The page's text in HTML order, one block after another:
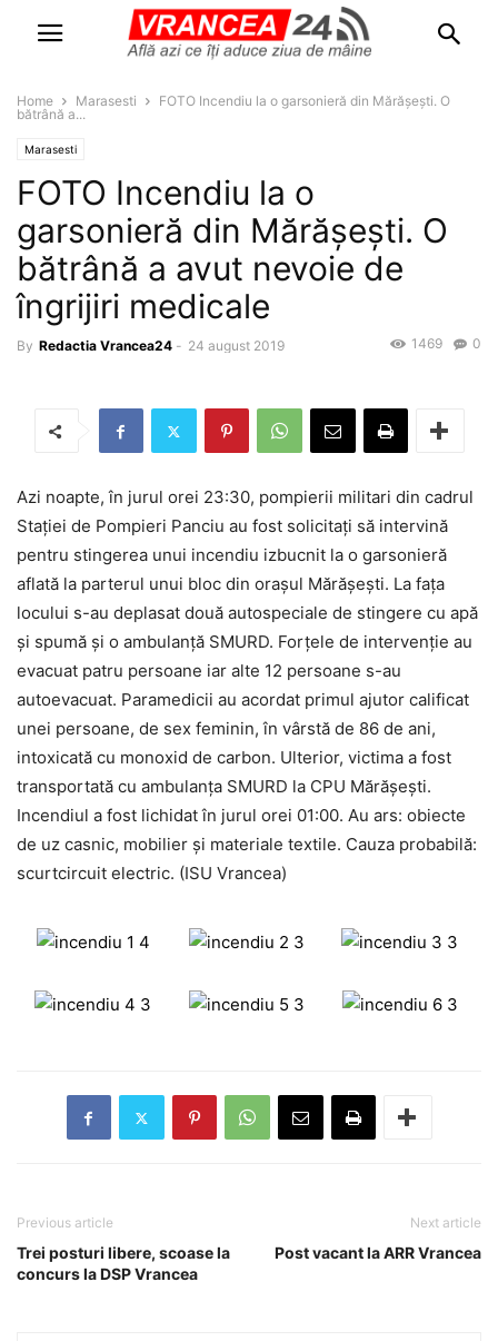
Home Marasesti
FOTO Incendiu la o garsonieră din Mărășești. O
bătrână a...
Marasesti
FOTO Incendiu la o
garsonieră din Mărășești. O
bătrână a avut nevoie de
îngrijiri medicale
By Redactia Vrancea24 - 24 august 2019 0
1469
Azi noapte, în jurul orei 23:30, pompierii militari din cadrul
Stației de Pompieri Panciu au fost solicitați să intervină
pentru stingerea unui incendiu izbucnit la o garsonieră
aflată la parterul unui bloc din orașul Mărășești. La fața
locului s-au deplasat două autospeciale de stingere cu apă
și spumă și o ambulanță SMURD. Forțele de intervenție au
evacuat patru persoane iar alte 12 persoane s-au
autoevacuat. Paramedicii au acordat primul ajutor calificat
unei persoane, de sex feminin, în vârstă de 86 de ani,
intoxicată cu monoxid de carbon. Ulterior, victima a fost
transportată cu ambulanța SMURD la CPU Mărășești.
Incendiul a fost lichidat în jurul orei 01:00. Au ars: obiecte
de uz casnic, mobilier și materiale textile. Cauza probabilă:
scurtcircuit electric. (ISU Vrancea)
Previous article
Trei posturi libere, scoase la
concurs la DSP Vrancea
Next article
Post vacant la ARR Vrancea